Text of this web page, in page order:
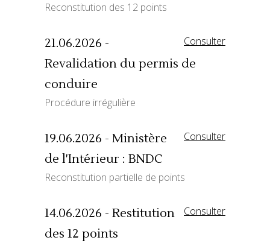
Reconstitution des 12 points
Consulter
21.06.2026 -
Revalidation du permis de
conduire
Procédure irrégulière
Consulter
19.06.2026 - Ministère
de l'Intérieur : BNDC
Reconstitution partielle de points
Consulter
14.06.2026 - Restitution
des 12 points